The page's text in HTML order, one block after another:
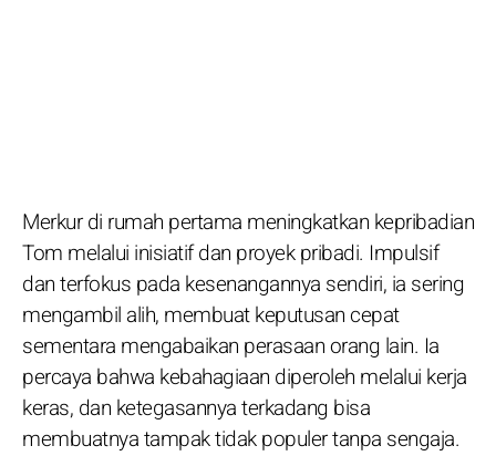
Merkur di rumah pertama meningkatkan kepribadian
Tom melalui inisiatif dan proyek pribadi. Impulsif
dan terfokus pada kesenangannya sendiri, ia sering
mengambil alih, membuat keputusan cepat
sementara mengabaikan perasaan orang lain. Ia
percaya bahwa kebahagiaan diperoleh melalui kerja
keras, dan ketegasannya terkadang bisa
membuatnya tampak tidak populer tanpa sengaja.